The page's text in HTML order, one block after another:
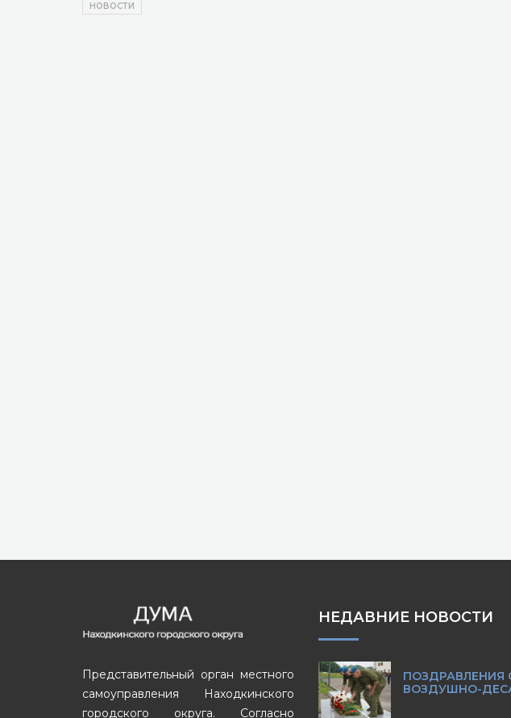
НОВОСТИ
Представительный орган местного
самоуправления Находкинского
городского округа. Согласно
НЕДАВНИЕ НОВОСТИ
ПОЗДРАВЛЕНИЯ
ВОЗДУШНО-